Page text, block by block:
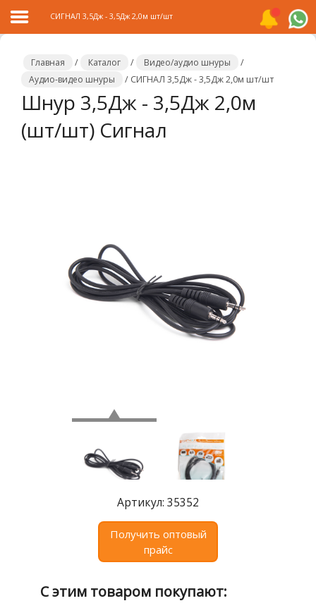
Главная
Каталог
Сотрудничество
СИГНАЛ 3,5Дж - 3,5Дж 2,0м шт/шт
Главная / Каталог / Видео/аудио шнуры
/
Аудио-видео шнуры
/ СИГНАЛ 3,5Дж - 3,5Дж 2,0м шт/шт
Шнур 3,5Дж - 3,5Дж 2,0м
(шт/шт) Сигнал
Артикул: 35352
Получить оптовый
прайс
С этим товаром покупают: